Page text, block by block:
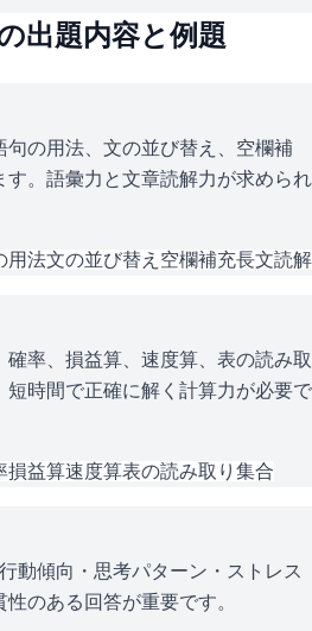
出題内容と例題
の用法、文の並び替え、空欄補
す。語彙力と文章読解力が求められ
用法文の並び替え 空欄補充長文読解
率、損益算、速度算、表の読み取
短時間で正確に解く計算力が必要で
損益算速度算表の読み取り 集合
動傾向・思考パターン・ストレス
のある回答が重要です。